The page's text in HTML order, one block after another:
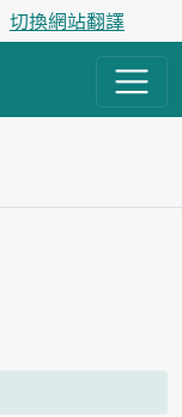
切換網站翻譯